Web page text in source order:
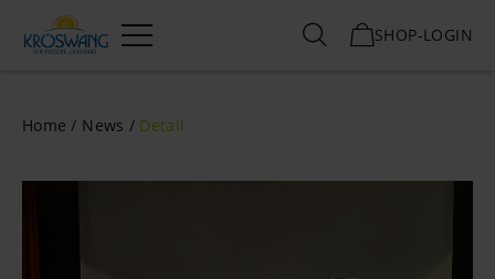
Menü
SHOP-LOGIN
Home News Detail